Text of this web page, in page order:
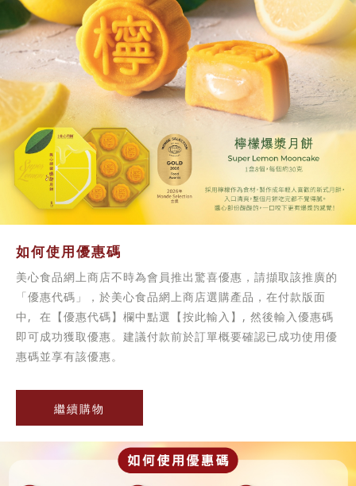
如何使用優惠碼
美心食品網上商店不時為會員推出驚喜優惠，請擷取該推廣的
「優惠代碼」，於美心食品網上商店選購產品，在付款版面
中, 在【優惠代碼】欄中點選【按此輸入】, 然後輸入優惠碼
即可成功獲取優惠。建議付款前於訂單概要確認已成功使用優
惠碼並享有該優惠。
繼續購物